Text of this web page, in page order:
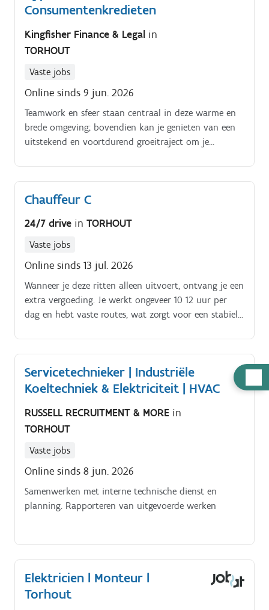
oog voor detail en precisie.
Consumentenkredieten
Kingfisher Finance & Legal in
TORHOUT
Vaste jobs
Online sinds 9 jun. 2026
Teamwork en sfeer staan centraal in deze warme en
brede omgeving; bovendien kan je genieten van een
uitstekend en voortdurend groeitraject om je
ontwikkelen.
Chauffeur C
24/7 drive in TORHOUT
Vaste jobs
Online sinds 13 jul. 2026
Wanneer je deze ritten alleen uitvoert, ontvang je een
extra vergoeding. Je werkt ongeveer 10 12 uur per
dag en hebt vaste routes, wat zorgt voor een stabiele
vrachtwagen voor periodiek onderhoud ook tot
jouw taken.
Servicetechnieker | Industriële
Koeltechniek & Elektriciteit | HVAC
RUSSELL RECRUITMENT & MORE in
TORHOUT
Vaste jobs
Online sinds 8 jun. 2026
Samenwerken met interne technische dienst en
planning. Rapporteren van uitgevoerde werken
Elektricien l Monteur l
Torhout